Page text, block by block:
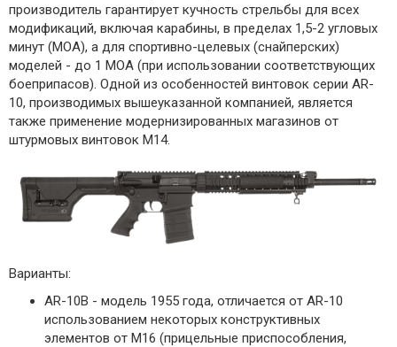
производитель гарантирует кучность стрельбы для всех
модификаций, включая карабины, в пределах 1,5-2 угловых
минут (МОА), а для спортивно-целевых (снайперских)
моделей - до 1 МОА (при использовании соответствующих
боеприпасов). Одной из особенностей винтовок серии AR-
10, производимых вышеуказанной компанией, является
также применение модернизированных магазинов от
штурмовых винтовок M14.
Варианты:
AR-10B - модель 1955 года, отличается от AR-10
использованием некоторых конструктивных
элементов от M16 (прицельные приспособления,